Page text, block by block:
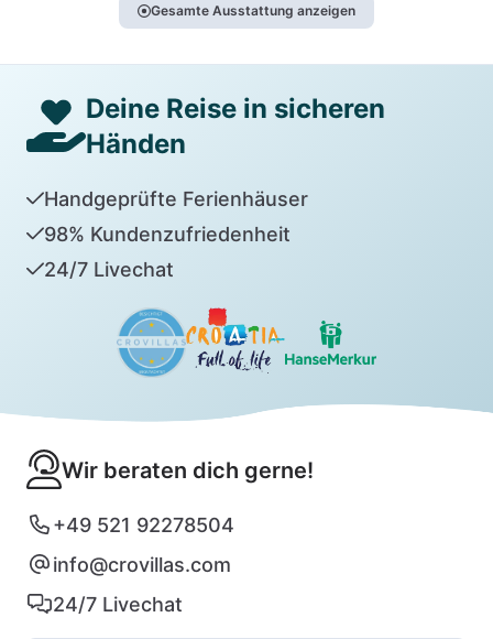
Gesamte Ausstattung anzeigen
Deine Reise in sicheren
Händen
Handgeprüfte Ferienhäuser
98% Kundenzufriedenheit
24/7 Livechat
Wir beraten dich gerne!
+49 521 92278504
info@crovillas.com
24/7 Livechat